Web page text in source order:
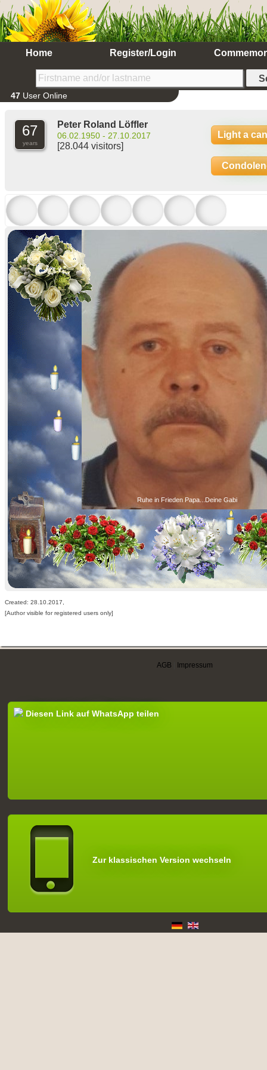
Home Register/Login
47 User Online
67
years
Peter Roland Löffler
06.02.1950 - 27.10.2017
[28.044 visitors]
Light a
Ruhe in Frieden Papa...Deine Gabi
Created: 28.10.2017,
[Author visible for registered users only]
AGB Impressum
Diesen Link auf WhatsApp teilen
Zur klassischen Version wechseln